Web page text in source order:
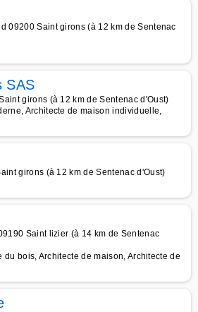
09200 Saint girons (à 12 km de Sentenac
SAS
girons (à 12 km de Sentenac d'Oust)
Architecte de maison individuelle,
girons (à 12 km de Sentenac d'Oust)
Saint lizier (à 14 km de Sentenac
du bois, Architecte de maison, Architecte de